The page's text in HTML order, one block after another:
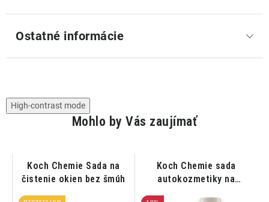
Ostatné informácie
High-contrast mode
Mohlo by Vás zaujímať
Koch Chemie Sada na
čistenie okien bez šmúh
Koch Chemie sada
autokozmetiky na